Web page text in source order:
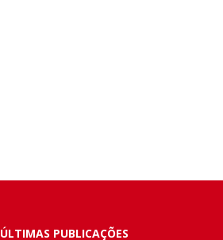
ÚLTIMAS PUBLICAÇÕES